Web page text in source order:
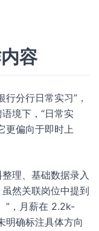
容
分行日常实习”，
境下，“日常实
更偏向于即时上
理、基础数据录入
然关联岗位中提到
”，月薪在 2.2k-
明确标注具体方向